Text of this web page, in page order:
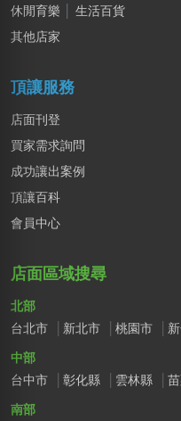
休閒育樂
生活百貨
其他店家
頂讓服務
店面刊登
買家需求詢問
成功讓出案例
頂讓百科
會員中心
店面區域搜尋
北部
台北市
新北市 桃園市
中部
台中市
彰化縣 雲林縣
南部